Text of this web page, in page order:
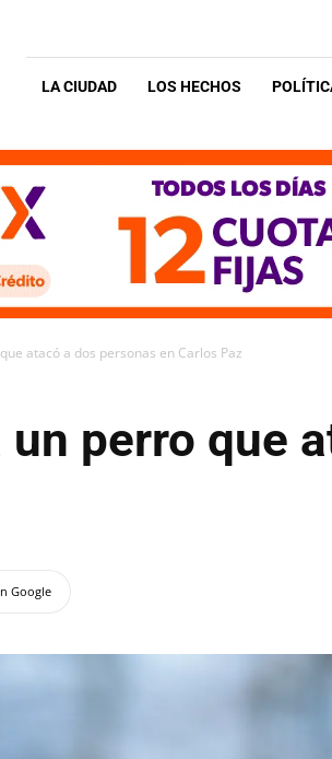
LA CIUDAD LOS HECHOS
atacó a dos personas en Carlos Paz
perro que
Google